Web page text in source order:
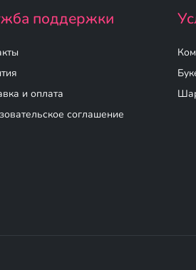
поддержки
и оплата
соглашение